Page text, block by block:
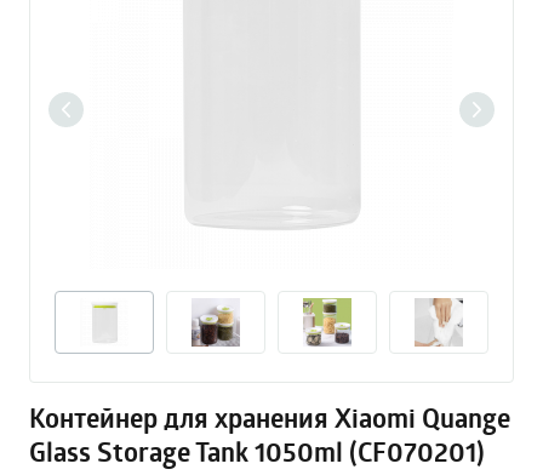
Контейнер для хранения Xiaomi Quange
Glass Storage Tank 1050ml (CF070201)